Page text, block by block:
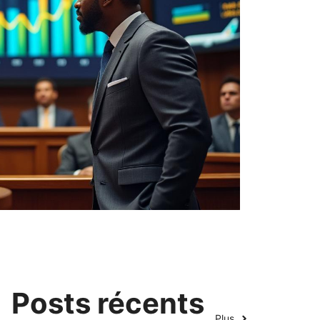
Posts récents